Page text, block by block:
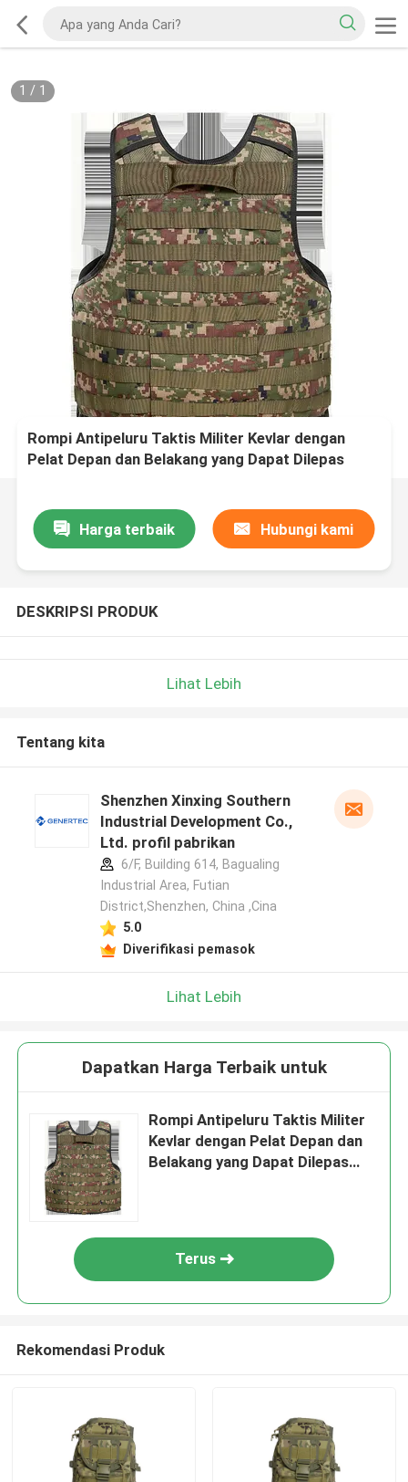
1 / 1
Rompi Antipeluru Taktis Militer Kevlar dengan
Pelat Depan dan Belakang yang Dapat Dilepas
Harga terbaik Hubungi kami
DESKRIPSI PRODUK
Lihat Lebih
Tentang kita
Shenzhen Xinxing Southern
Industrial Development Co.,
Ltd. profil pabrikan
6/F, Building 614, Bagualing
Industrial Area, Futian
District,Shenzhen, China ,Cina
5.0
Diverifikasi pemasok
Lihat Lebih
Dapatkan Harga Terbaik untuk
Rompi Antipeluru Taktis Militer
Kevlar dengan Pelat Depan dan
Belakang yang Dapat Dilepas
Terus
Rekomendasi Produk